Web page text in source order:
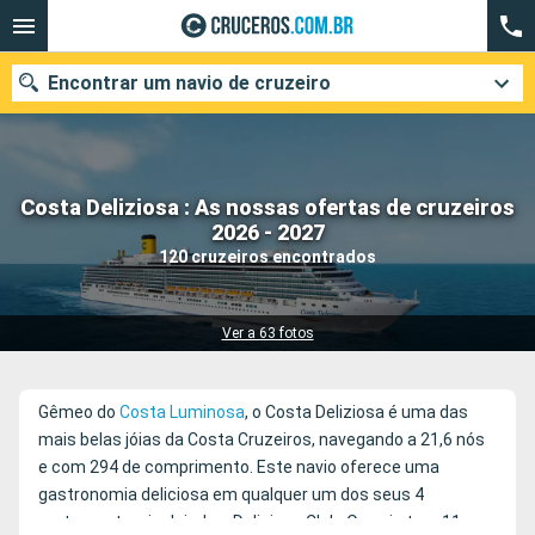
Costa Deliziosa : As nossas ofertas de cruzeiros
2026 - 2027
120 cruzeiros encontrados
Ver a 63 fotos
Encontrar um navio de cruzeiro
Quando ir?
Data de partida
Companhias
Gêmeo do Costa Luminosa, o Costa Deliziosa é uma das
mais belas jóias da Costa Cruzeiros, navegando a 21,6 nós
e com 294 de comprimento. Este navio oferece uma
gastronomia deliciosa em qualquer um dos seus 4
restaurantes, incluindo o Deliziosa Club. O navio tem 11